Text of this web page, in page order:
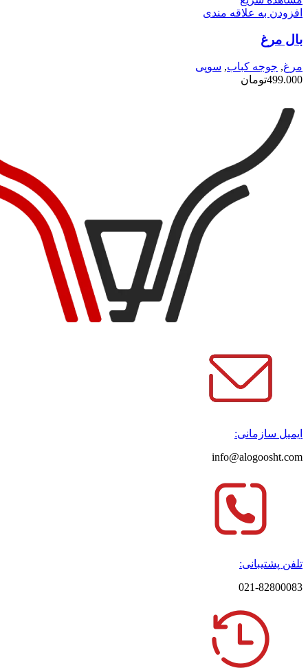
دارای
باشد.
انتخاب
شوند
افزودن به علاقه مندی
بال مرغ
مرغ, جوجه کباب, سوپی
499.000تومان
ایمیل سازمانی:
info@alogoosht.com
تلفن پشتیبانی:
021-82800083